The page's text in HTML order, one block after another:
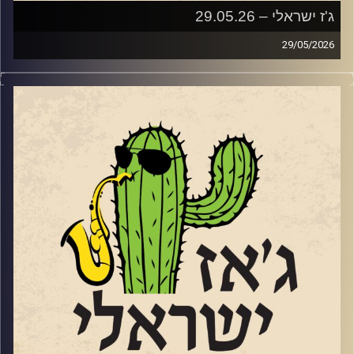
ג'ז ישראלי – 29.05.26
29/05/2026
השבוע בג'ז ישראלי
https://live.tickchak.co.il/hkYxOYkno
של להבים. פסטיבל משובח ומגוון שמובילה אורלי שטרן
המנהלת האומנותית של מועדון הג'ז המקומי. שוחחנו עם אורלי
על הפסטיבל ועל אתגרי הג'ז בדרום.
הפסטיבל יארח כמה ממוזיקאי הג'ז הבולטים של ישראל,
לרבות: עומרי מור, גיא מינטוס, מתן קליין, שי זלמן, קווינטה
אנסמבל ועוד. בפסטיבל ישולבו גם הופעות של הרכבים
צעירים מכל רחבי הארץ. בין היתר יופיעו: הביג בנד של עומר,
שמשלב נגנים צעירים מצטיינים, עם בוגרים ומוריהם. ההרכב
של תלמה ילין בגבעתיים (יחוזק עם מתופף מנתיבות), רביעיית
גלעד אהרון מעמק האלה והרכב צעיר מקונסרבטוריון שטריקר